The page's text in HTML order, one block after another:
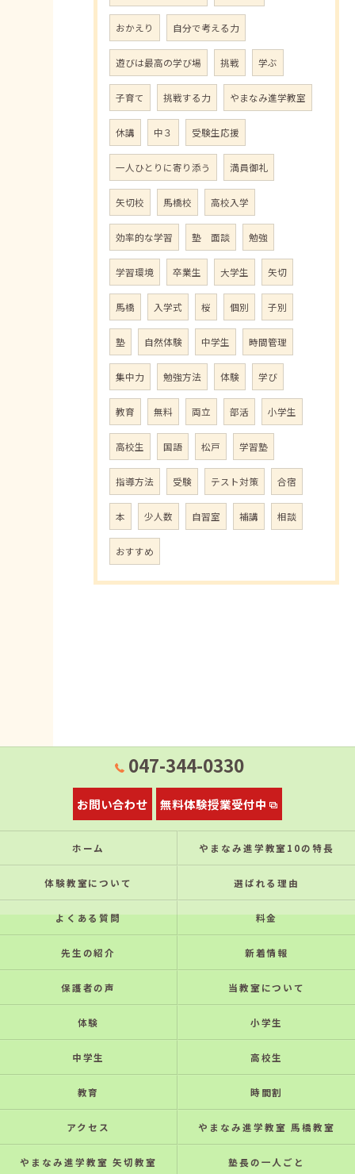
おかえり 自分で考える力
遊びは最高の学び場 挑戦 学ぶ
子育て 挑戦する力 やまなみ進学教室
休講 中３ 受験生応援
一人ひとりに寄り添う 満員御礼
矢切校 馬橋校 高校入学
効率的な学習 塾 面談 勉強
学習環境 卒業生 大学生 矢切
馬橋 入学式 桜 個別 子別
塾 自然体験 中学生 時間管理
集中力 勉強方法 体験 学び
教育 無料 両立 部活 小学生
高校生 国語 松戸 学習塾
指導方法 受験 テスト対策 合宿
本 少人数 自習室 補講 相談
おすすめ
047-344-0330
お問い合わせ 無料体験授業受付中
ホーム やまなみ進学教室10の特⻑
体験教室について 選ばれる理由
よくある質問 料金
先生の紹介 新着情報
保護者の声 当教室について
体験 小学生
中学生 高校生
教育 時間割
アクセス やまなみ進学教室 馬橋教室
やまなみ進学教室 矢切教室 塾長の一人ごと